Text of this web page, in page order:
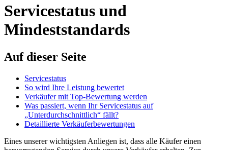
Servicestatus und
Mindeststandards
Auf dieser Seite
Servicestatus
So wird Ihre Leistung bewertet
Verkäufer mit Top-Bewertung werden
Was passiert, wenn Ihr Servicestatus auf
„Unterdurchschnittlich“ fällt?
Detaillierte Verkäuferbewertungen
Eines unserer wichtigsten Anliegen ist, dass alle Käufer einen